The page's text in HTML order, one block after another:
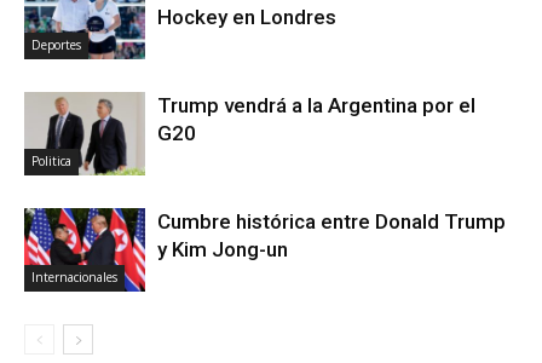
Deportes
Hockey en Londres
Politica
Trump vendrá a la Argentina por el
G20
Internacionales
Cumbre histórica entre Donald Trump
y Kim Jong-un